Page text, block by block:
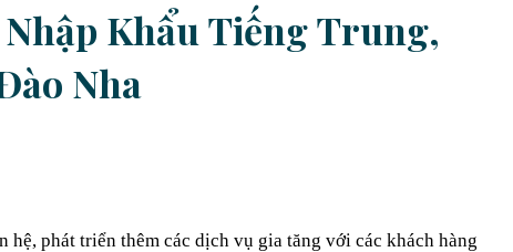
Khẩu Tiếng Trung,
Nha
phát triển thêm các dịch vụ gia tăng với các khách hàng